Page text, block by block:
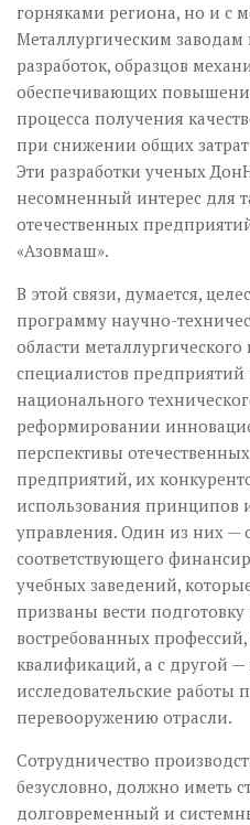
горняками региона, но и с
Металлургическим
разработок, образцов
обеспечивающих
процесса получения
при снижении общих
Эти разработки ученых
несомненный интерес для
отечественных
«Азовмаш».
В этой связи, думается,
программу научно-
области
специалистов
национального
реформировании
перспективы
предприятий, их
использования принципов
управления. Один из них —
соответствующего
учебных заведений,
призваны вести
востребованных
квалификаций, а с другой
исследовательские работы
перевооружению отрасли.
Сотрудничество
безусловно, должно иметь
долговременный и